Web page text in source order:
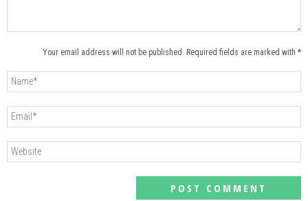
Your email address will not be published. Required fields are marked with *